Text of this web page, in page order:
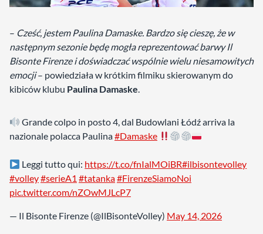
– Cześć, jestem Paulina Damaske. Bardzo się cieszę, że w
następnym sezonie będę mogła reprezentować barwy Il
Bisonte Firenze i doświadczać wspólnie wielu niesamowitych
emocji– powiedziała w krótkim filmiku skierowanym do
kibiców klubu Paulina Damaske.
Grande colpo in posto 4, dal Budowlani Łódź arriva la
nazionale polacca Paulina#Damaske
Leggi tutto qui: https://t.co/fnIalMOiBR#ilbisontevolley
#volley#serieA1 #tatanka#FirenzeSiamoNoi
pic.twitter.com/nZOwMJLcP7
— Il Bisonte Firenze (@IlBisonteVolley) May 14, 2026